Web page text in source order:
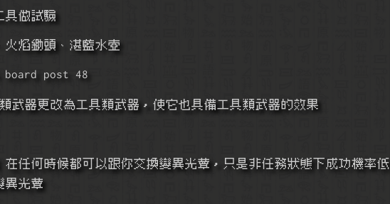
具做試驗
火焰鋤頭、湛藍水壺
board post 48
器更改為工具類武器，使它也具備工具類武器的效果
何時候都可以跟你交換變異光蕈，只是非任務狀態下成功機率低
異光蕈